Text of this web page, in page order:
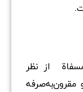
از نظر